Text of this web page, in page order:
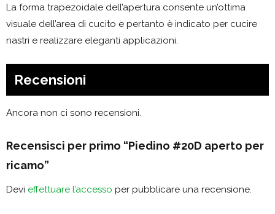
La forma trapezoidale dell’apertura consente un’ottima
visuale dell’area di cucito e pertanto è indicato per cucire
nastri e realizzare eleganti applicazioni.
Recensioni
Ancora non ci sono recensioni.
Recensisci per primo “Piedino #20D aperto per
ricamo”
Devi effettuare l’accesso per pubblicare una recensione.